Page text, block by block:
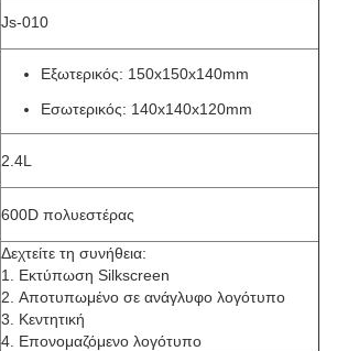
Js-010
Εξωτερικός: 150x150x140mm
Εσωτερικός: 140x140x120mm
2.4L
600D πολυεστέρας
Δεχτείτε τη συνήθεια:
1. Εκτύπωση Silkscreen
2. Αποτυπωμένο σε ανάγλυφο λογότυπο
3. Κεντητική
4. Επονομαζόμενο λογότυπο